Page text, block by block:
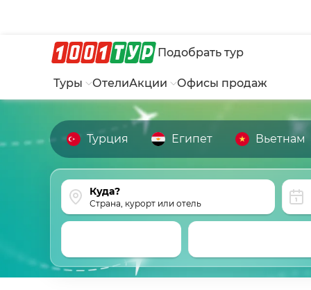
Подобрать тур
Туры ОтелиАкции Офисы продаж
Турция Египет Вьетнам
Страна, курорт или отель